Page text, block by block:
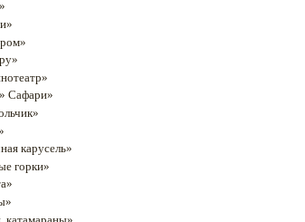
Сафари»
карусель»
горки»